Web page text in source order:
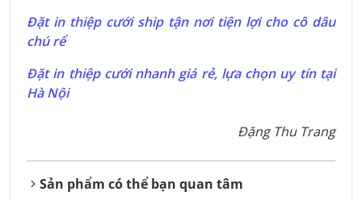
Đặt in thiệp cưới ship tận nơi tiện lợi cho cô dâu
chú rể
Đặt in thiệp cưới nhanh giá rẻ, lựa chọn uy tín tại
Hà Nội
Đặng Thu Trang
Sản phẩm có thể bạn quan tâm